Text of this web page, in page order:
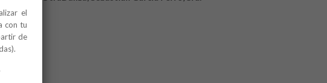
Danza
el
con tu
de